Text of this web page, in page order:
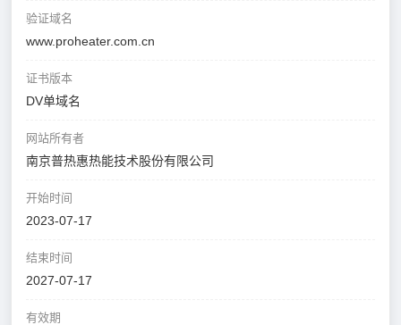
验证域名
www.proheater.com.cn
证书版本
DV单域名
网站所有者
南京普热惠热能技术股份有限公司
开始时间
2023-07-17
结束时间
2027-07-17
有效期